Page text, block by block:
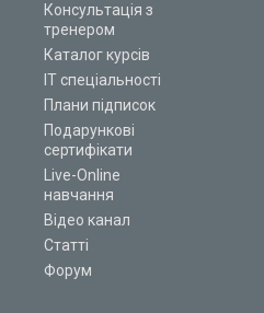
Консультація з
тренером
Каталог курсів
ІТ спеціальності
Плани підписок
Подарункові
сертифікати
Live-Online
навчання
Відео канал
Статті
Форум